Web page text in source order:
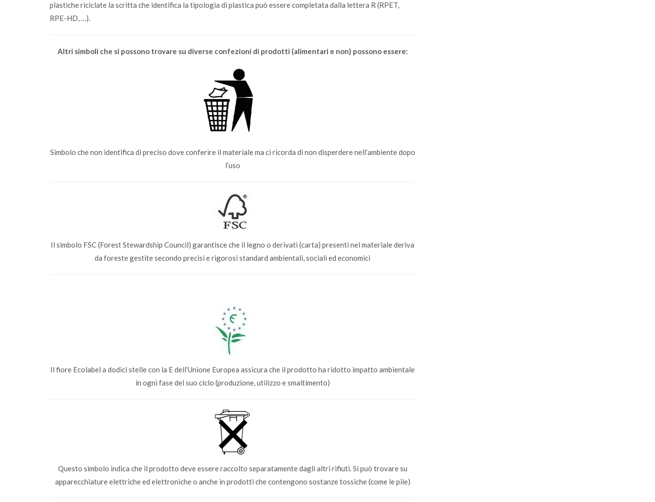
plastiche riciclate la scritta che identifica la tipologia di plastica può essere completata dalla lettera R (RPET,
RPE-HD, …).
Altri simboli che si possono trovare su diverse confezioni di prodotti (alimentari e non) possono essere:
Simbolo che non identifica di preciso dove conferire il materiale ma ci ricorda di non disperdere nell’ambiente dopo
l’uso
Il simbolo FSC (Forest Stewardship Council) garantisce che il legno o derivati (carta) presenti nel materiale deriva
da foreste gestite secondo precisi e rigorosi standard ambientali, sociali ed economici
Il fiore Ecolabel a dodici stelle con la E dell’Unione Europea assicura che il prodotto ha ridotto impatto ambientale
in ogni fase del suo ciclo (produzione, utilizzo e smaltimento)
Questo simbolo indica che il prodotto deve essere raccolto separatamente dagli altri rifiuti. Si può trovare su
apparecchiature elettriche ed elettroniche o anche in prodotti che contengono sostanze tossiche (come le pile)